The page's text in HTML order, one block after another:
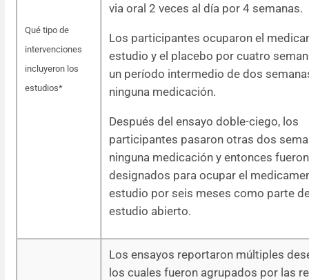
Qué tipo de
intervenciones
incluyeron los
estudios*
via oral 2 veces al día por 4 semanas.
Los participantes ocuparon el
estudio y el placebo por cuatro
un período intermedio de dos
ninguna medicación.
Después del ensayo doble-ciego, los
participantes pasaron otras dos
ninguna medicación y entonces fueron
designados para ocupar el
estudio por seis meses como parte
estudio abierto.
Los ensayos reportaron múltiples
los cuales fueron agrupados por las